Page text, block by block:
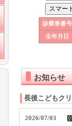
診察券番号
生年月日
お知らせ
長後こどもク